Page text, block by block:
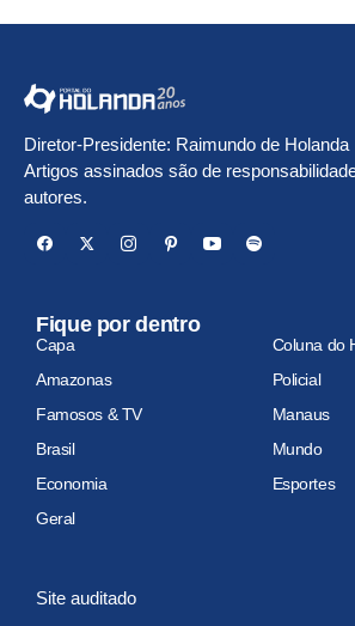
Diretor-Presidente: Raimundo de Holanda
Artigos assinados são de
autores.
Fique por dentro
Capa
Coluna do
Amazonas
Policial
Famosos & TV
Manaus
Brasil
Mundo
Economia
Esportes
Geral
Site auditado